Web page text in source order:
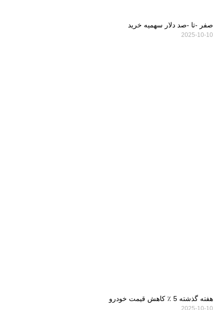
صفر -تا -صد دلار سهمیه خرید
2025-10-10
هفته گذشته 5 ٪ کاهش قیمت خودرو
2025-10-10